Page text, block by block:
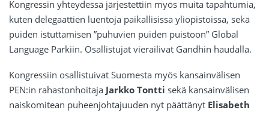
Kongressin yhteydessä järjestettiin myös muita tapahtumia,
kuten delegaattien luentoja paikallisissa yliopistoissa, sekä
puiden istuttamisen ”puhuvien puiden puistoon” Global
Language Parkiin. Osallistujat vierailivat Gandhin haudalla.
Kongressiin osallistuivat Suomesta myös kansainvälisen
PEN:in rahastonhoitaja Jarkko Tontti sekä kansainvälisen
naiskomitean puheenjohtajuuden nyt päättänyt Elisabeth